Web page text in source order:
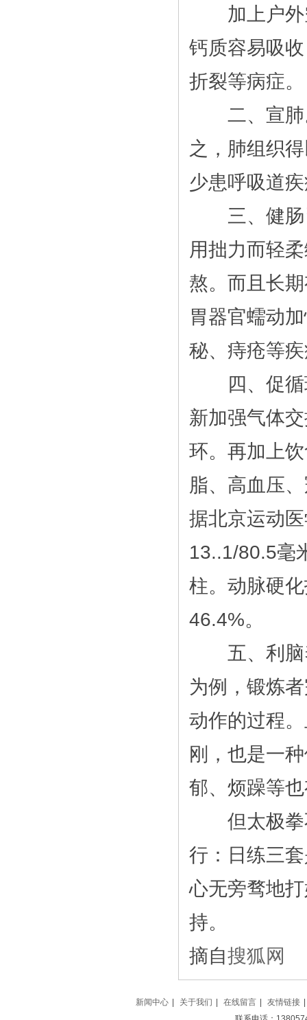
加上户外
钙质容易吸
折裂等病症。
二、宣肺
之，肺组织
少患呼吸道
三、健肠
用拙力而轻
熬。而且长
胃器官蠕动
秘、痔疮等
四、促循
新加强气体
环。再加上
脂、高血压
据北京运动
13..1/80.5毫
柱。动脉硬
46.4%。
五、利脑
为例，锻炼
动作的过程
刚，也是一
郁、烦躁等
但太极拳
行：日练三
心无旁骛地
持。
摘自搜狐网
新闻中心 关于我们 在线留言 友情链接